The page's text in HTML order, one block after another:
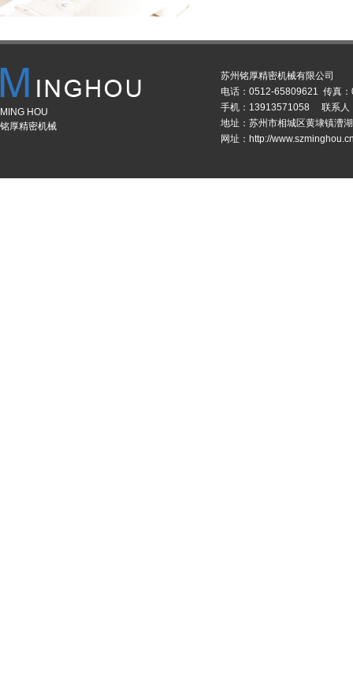
MING HOU
铭厚精密机械
苏州铭厚精密机械有限公司
电话：0512-65809621 传真
手机：13913571058 联系人
地址：苏州市相城区黄埭镇漕
网址：http://